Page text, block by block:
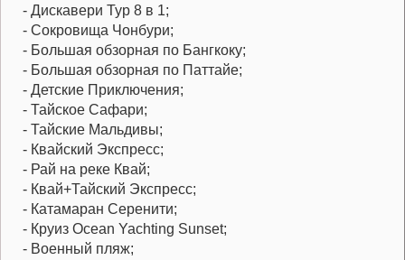
- Дискавери Тур 8 в 1;
- Сокровища Чонбури;
- Большая обзорная по Бангкоку;
- Большая обзорная по Паттайе;
- Детские Приключения;
- Тайское Сафари;
- Тайские Мальдивы;
- Квайский Экспресс;
- Рай на реке Квай;
- Квай+Тайский Экспресс;
- Катамаран Серенити;
- Круиз Ocean Yachting Sunset;
- Военный пляж;